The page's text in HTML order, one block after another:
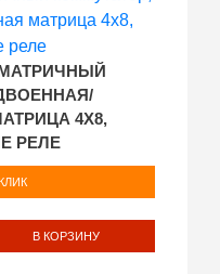
МАТРИЧНЫЙ
4Х8,
РЕЛЕ
В КОРЗИНУ